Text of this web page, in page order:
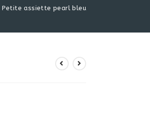
SEARCH
Petite assiette pearl bleu